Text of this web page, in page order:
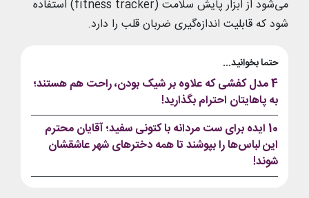
می‌شود از ابزار پایش سلامت (fitness tracker) استفاده
شود که قابلیت اندازه‌گیری ضربان قلب را دارد.
حتما بخوانید...
4 مدل کفشی که علاوه بر شیک بودن، راحت هم هستند؛
به پاهایتان احترام بگذارید!
10 ایده برای ست مردانه با کتونی سفید؛ آقایان محترم
این لباس‌ها را بپوشند تا همه دخترهای شهر عاشقشان
شوند!